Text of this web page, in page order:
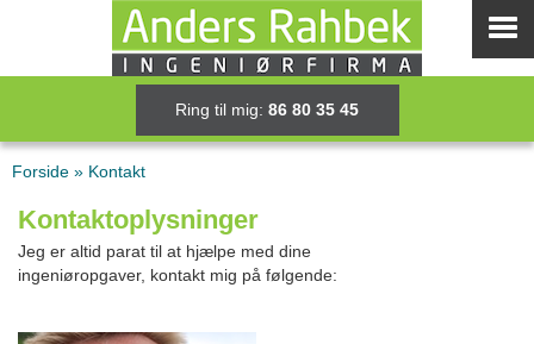
Ring til mig: 86 80 35 45
Forside » Kontakt
Kontaktoplysninger
Jeg er altid parat til at hjælpe med dine
ingeniøropgaver, kontakt mig på følgende: